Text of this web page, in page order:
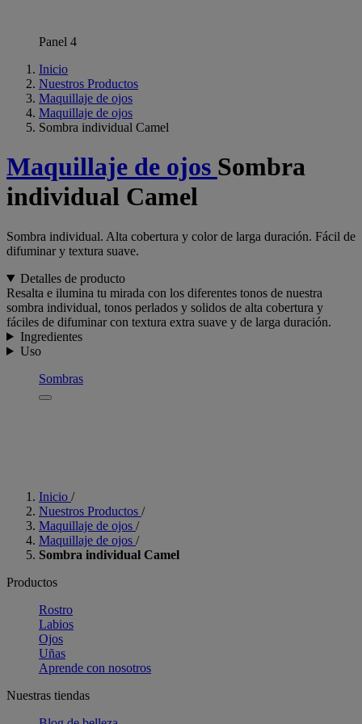
Panel 4
Inicio
Nuestros Productos
Maquillaje de ojos
Maquillaje de ojos
Sombra individual Camel
Maquillaje de ojos Sombra
individual Camel
Sombra individual. Alta cobertura y color de larga duración. Fácil de
difuminar y textura suave.
Detalles de producto
Resalta e ilumina tu mirada con los diferentes tonos de nuestra
sombra individual, tonos perlados y solidos de alta cobertura y
fáciles de difuminar con textura extra suave y de larga duración.
Ingredientes
Uso
Sombras
Inicio /
Nuestros Productos /
Maquillaje de ojos /
Maquillaje de ojos /
Sombra individual Camel
Productos
Rostro
Labios
Ojos
Uñas
Aprende con nosotros
Nuestras tiendas